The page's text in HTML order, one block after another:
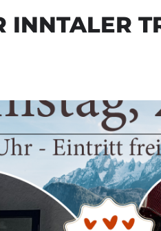
INNTALER